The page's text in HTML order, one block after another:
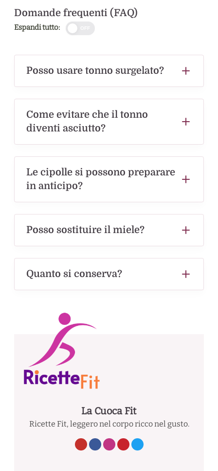
Domande frequenti (FAQ)
Espandi tutto:
Posso usare tonno surgelato?
Come evitare che il tonno
diventi asciutto?
Le cipolle si possono preparare
in anticipo?
Posso sostituire il miele?
Quanto si conserva?
La Cuoca Fit
Ricette Fit, leggero nel corpo ricco nel gusto.